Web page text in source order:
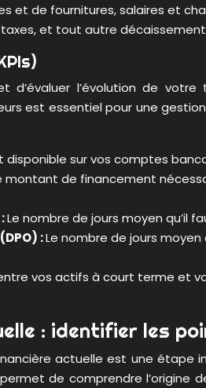
et de fournitures, salaires et
et tout autre
d’évaluer l’évolution de
est essentiel pour une
disponible sur vos comptes
montant de financement
Le nombre de jours moyen qu’il
:Le nombre de jours moyen
vos actifs à court terme et
: identifier les
actuelle est une
de comprendre